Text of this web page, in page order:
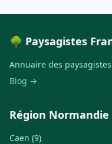
🌳 Paysagistes
Annuaire des
Blog →
Région Normandie
Caen (9)